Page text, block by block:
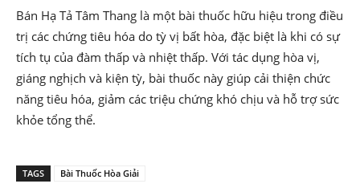
Bán Hạ Tả Tâm Thang là một bài thuốc hữu hiệu trong điều
trị các chứng tiêu hóa do tỳ vị bất hòa, đặc biệt là khi có sự
tích tụ của đàm thấp và nhiệt thấp. Với tác dụng hòa vị,
giáng nghịch và kiện tỳ, bài thuốc này giúp cải thiện chức
năng tiêu hóa, giảm các triệu chứng khó chịu và hỗ trợ sức
khỏe tổng thể.
TAGS Bài Thuốc Hòa Giải